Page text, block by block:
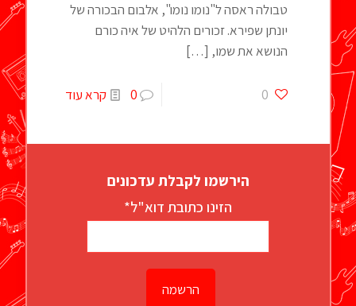
טבולה ראסה ל"נומו נומו", אלבום הבכורה של
יונתן שפירא. זכורים הלהיט של איה כורם
הנושא את שמו, […]
0
0 קרא עוד
הירשמו לקבלת עדכונים
הזינו כתובת דוא"ל*